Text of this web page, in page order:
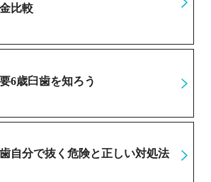
比較
6歳臼歯を知ろう
自分で抜く危険と正しい対処法